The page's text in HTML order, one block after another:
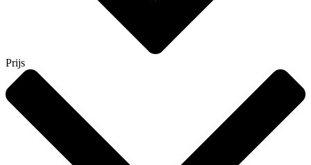
Prijs